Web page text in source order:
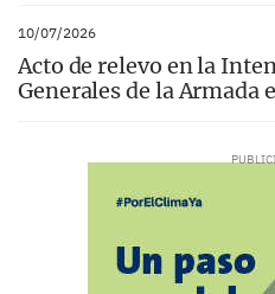
10/07/2026
Acto de relevo en la
Generales de la Armada